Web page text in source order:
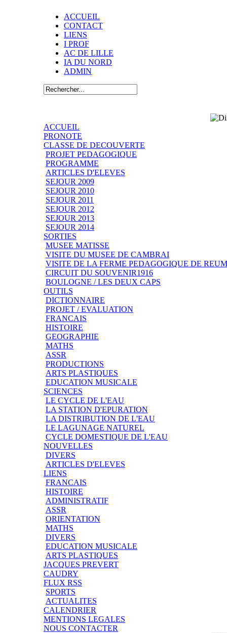
ACCUEIL
CONTACT
LIENS
I PROF
AC DE LILLE
IA DU NORD
ADMIN
ACCUEIL
PRONOTE
CLASSE DE DECOUVERTE
PROJET PEDAGOGIQUE
PROGRAMME
ARTICLES D'ELEVES
SEJOUR 2009
SEJOUR 2010
SEJOUR 2011
SEJOUR 2012
SEJOUR 2013
SEJOUR 2014
SORTIES
MUSEE MATISSE
VISITE DU MUSEE DE CAMBRAI
VISITE DE LA FERME PEDAGOGIQUE DE
CIRCUIT DU SOUVENIR1916
BOULOGNE / LES DEUX CAPS
OUTILS
DICTIONNAIRE
PROJET / EVALUATION
FRANCAIS
HISTOIRE
GEOGRAPHIE
MATHS
ASSR
PRODUCTIONS
ARTS PLASTIQUES
EDUCATION MUSICALE
SCIENCES
LE CYCLE DE L'EAU
LA STATION D'EPURATION
LA DISTRIBUTION DE L'EAU
LE LAGUNAGE NATUREL
CYCLE DOMESTIQUE DE L'EAU
NOUVELLES
DIVERS
ARTICLES D'ELEVES
LIENS
FRANCAIS
HISTOIRE
ADMINISTRATIF
ASSR
ORIENTATION
MATHS
DIVERS
EDUCATION MUSICALE
ARTS PLASTIQUES
JACQUES PREVERT
CAUDRY
FLUX RSS
SPORTS
ACTUALITES
CALENDRIER
MENTIONS LEGALES
NOUS CONTACTER